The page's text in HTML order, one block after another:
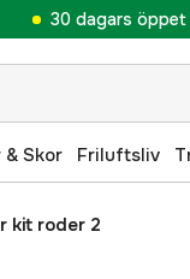
30 dagars öppet
& Skor Friluftsliv
kit roder 2